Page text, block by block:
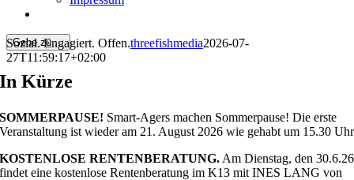
Gehe zu ...
Sozial. Engagiert. Offen.threefishmedia2026-07-
27T11:59:17+02:00
In Kürze
SOMMERPAUSE! Smart-Agers machen Sommerpause! Die erste
Veranstaltung ist wieder am 21. August 2026 wie gehabt um 15.30 Uhr
KOSTENLOSE RENTENBERATUNG. Am Dienstag, den 30.6.26
findet eine kostenlose Rentenberatung im K13 mit INES LANG von